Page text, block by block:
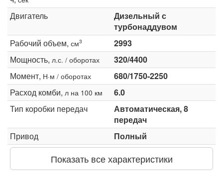
Двигатель
Дизельный с
турбонаддувом
Рабочий объем, см3
2993
Мощность, л.с. / оборотах
320/4400
Момент, Н·м / оборотах
680/1750-2250
Расход комби, л на 100 км
6.0
Тип коробки передач
Автоматическая, 8
передач
Привод
Полный
Показать все характеристики